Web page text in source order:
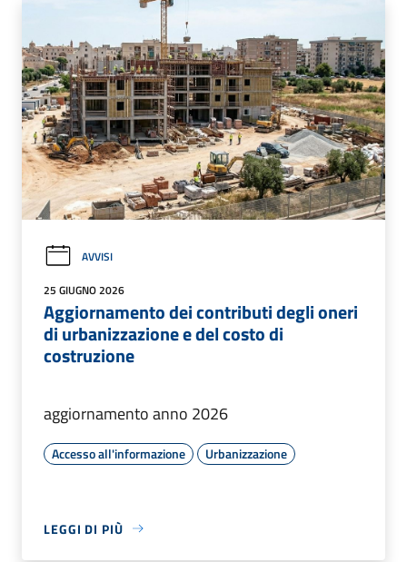
AVVISI
25 GIUGNO 2026
Aggiornamento dei contributi degli oneri
di urbanizzazione e del costo di
costruzione
aggiornamento anno 2026
Accesso all'informazione Urbanizzazione
LEGGI DI PIÙ